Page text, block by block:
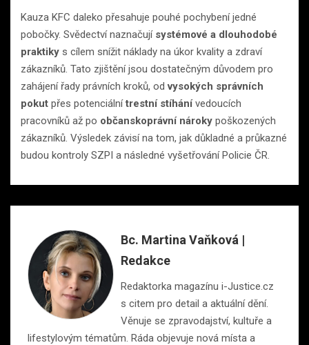
Kauza KFC daleko přesahuje pouhé pochybení jedné
pobočky. Svědectví naznačují systémové a dlouhodobé
praktiky s cílem snížit náklady na úkor kvality a zdraví
zákazníků. Tato zjištění jsou dostatečným důvodem pro
zahájení řady právních kroků, odvysokých správních
pokut přes potenciálnítrestní stíhánívedoucích
pracovníků až po občanskoprávní nároky poškozených
zákazníků. Výsledek závisí na tom, jak důkladné a průkazné
budou kontroly SZPI a následné vyšetřování Policie ČR.
Bc. Martina Vaňková |
Redakce
Redaktorka magazínu i-Justice.cz
s citem pro detail a aktuální dění.
Věnuje se zpravodajství, kultuře a
lifestylovým tématům. Ráda objevuje nová místa a